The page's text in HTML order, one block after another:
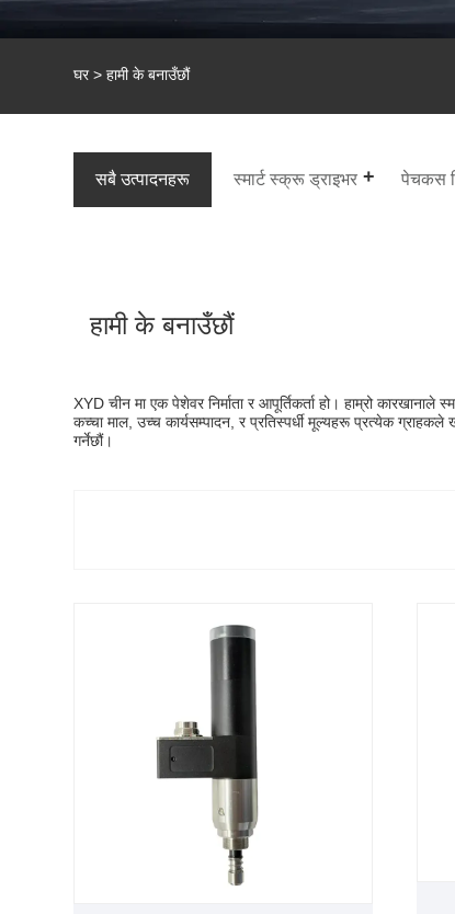
घर > हामी के बनाउँछौं
सबै उत्पादनहरू स्मार्ट स्क्रू ड्राइभर पेचकस
हामी के बनाउँछौं
XYD चीन मा एक पेशेवर निर्माता र आपूर्तिकर्ता हो। हाम्रो
कच्चा माल, उच्च कार्यसम्पादन, र प्रतिस्पर्धी मूल्यहरू प्रत्येक
गर्नेछौं।